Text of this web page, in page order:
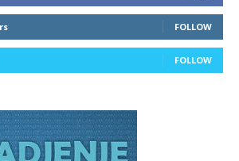
FOLLOW
FOLLOW